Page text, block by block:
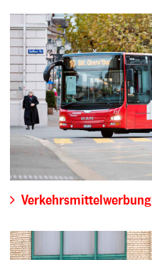
Verkehrsmittelwerbung